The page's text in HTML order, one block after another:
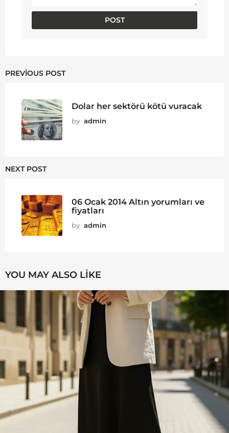
PREVIOUS POST
Dolar her sektörü kötü vuracak
by admin
NEXT POST
06 Ocak 2014 Altın yorumları ve
fiyatları
by admin
YOU MAY ALSO LIKE